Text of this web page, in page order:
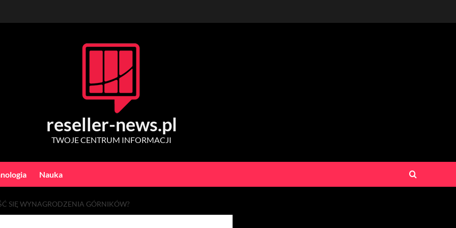
reseller-news.pl
TWOJE CENTRUM INFORMACJI
Nauka
SIĘ WYNAGRODZENIA GÓRNIKÓW?